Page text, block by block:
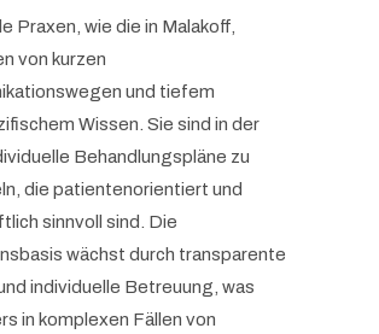
Praxen, wie die in Malakoff,
von kurzen
und tiefem
Wissen. Sie sind in der
Behandlungspläne zu
die patientenorientiert und
sinnvoll sind. Die
wächst durch transparente
individuelle Betreuung, was
in komplexen Fällen von